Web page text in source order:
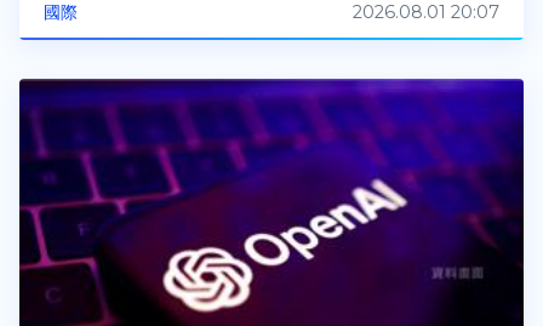
國際 2026.08.01 20:07